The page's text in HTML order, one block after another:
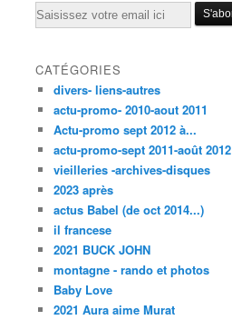
Email
CATÉGORIES
divers- liens-autres
actu-promo- 2010-aout 2011
Actu-promo sept 2012 à...
actu-promo-sept 2011-août 2012
vieilleries -archives-disques
2023 après
actus Babel (de oct 2014...)
il francese
2021 BUCK JOHN
montagne - rando et photos
Baby Love
2021 Aura aime Murat